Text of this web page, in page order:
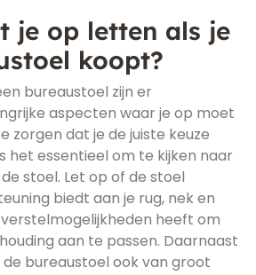
je op letten als je
koopt?
bureaustoel zijn er
aspecten waar je op moet
zorgen dat je de juiste keuze
het essentieel om te kijken naar
stoel. Let op of de stoel
biedt aan je rug, nek en
heeft om
aan te passen. Daarnaast
bureaustoel ook van groot